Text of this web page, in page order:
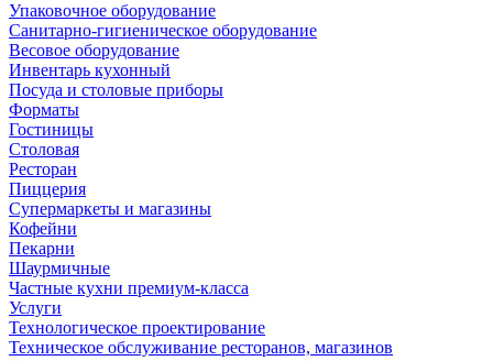
Упаковочное оборудование
Санитарно-гигиеническое оборудование
Весовое оборудование
Инвентарь кухонный
Посуда и столовые приборы
Форматы
Гостиницы
Столовая
Ресторан
Пиццерия
Супермаркеты и магазины
Кофейни
Пекарни
Шаурмичные
Частные кухни премиум-класса
Услуги
Технологическое проектирование
Техническое обслуживание ресторанов, магазинов